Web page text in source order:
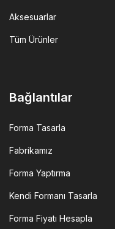
Aksesuarlar
Tüm Ürünler
Bağlantılar
Forma Tasarla
Fabrikamız
Forma Yaptırma
Kendi Formanı Tasarla
Forma Fiyatı Hesapla